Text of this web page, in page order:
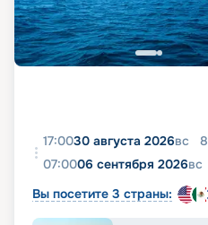
17:0030 августа 2026вс 8
07:0006 сентября 2026вс
Вы посетите 3 страны: